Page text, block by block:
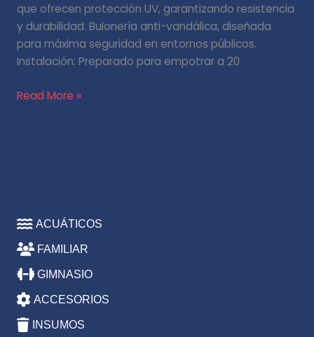
que ofrecen protección UV, garantizando resistencia
y durabilidad. Bulonería anti-vandálica, diseñada
para máxima seguridad en entornos públicos.
Instalación: Preparado para empotrar a 20
Read More »
ACUÁTICOS
FAMILIAR
GIMNASIO
ACCESORIOS
INSUMOS